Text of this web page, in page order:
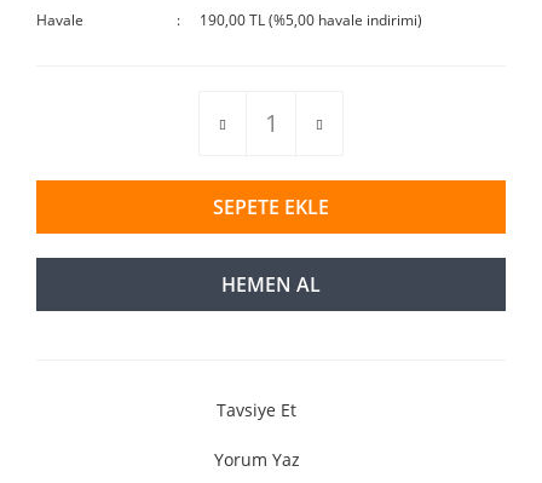
Havale
190,00 TL (%5,00 havale indirimi)
SEPETE EKLE
HEMEN AL
Tavsiye Et
Yorum Yaz